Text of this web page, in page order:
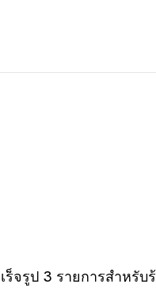
จรูป 3 รายการสำหรั